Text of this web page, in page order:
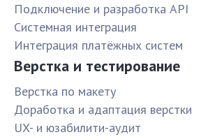
Подключение и разработка API
Системная интеграция
Интеграция платёжных систем
Верстка и тестирование
Верстка по макету
Доработка и адаптация верстки
UX- и юзабилити-аудит